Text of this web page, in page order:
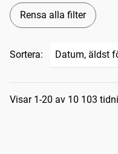
Rensa alla filter
Sortera:
Visar 1-20 av 10 103